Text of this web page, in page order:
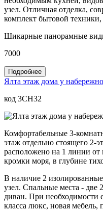
узел. Отличная отделка,
комплект бытовой
Шикарные панорамные
7000
Подробнее
Ялта этаж дома у
код 3CH32
Комфортабельные 3-
этаж отдельно стоящего 2-
расположено на 1 линии от
кромки моря, в глубине
В наличие 2
узел. Спальные места - две
диван. При необходимости
класса люкс, новая